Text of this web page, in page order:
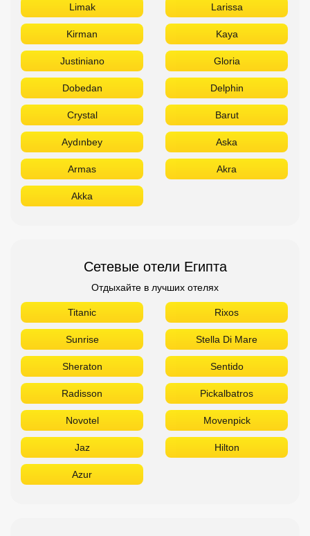
Limak Larissa
Kirman Kaya
Justiniano Gloria
Dobedan Delphin
Crystal Barut
Aydınbey Aska
Armas Akra
Akka
Сетевые отели Египта
Отдыхайте в лучших отелях
Titanic Rixos
Sunrise Stella Di Mare
Sheraton Sentido
Radisson Pickalbatros
Novotel Movenpick
Jaz Hilton
Azur